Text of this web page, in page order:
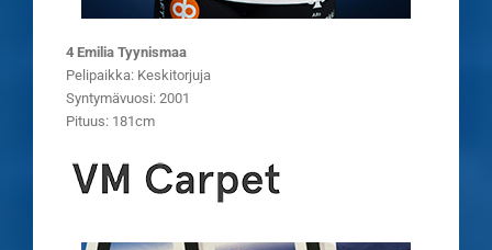
4 Emilia Tyynismaa
Pelipaikka: Keskitorjuja
Syntymävuosi: 2001
Pituus: 181cm